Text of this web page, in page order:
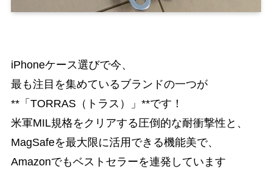
iPhoneケース選びで今、
最も注目を集めているブランドの一つが
**「TORRAS（トラス）」**です！
米軍MIL規格をクリアする圧倒的な耐衝撃性と、
MagSafeを最大限に活用できる機能美で、
Amazonでもベストセラーを連発しています